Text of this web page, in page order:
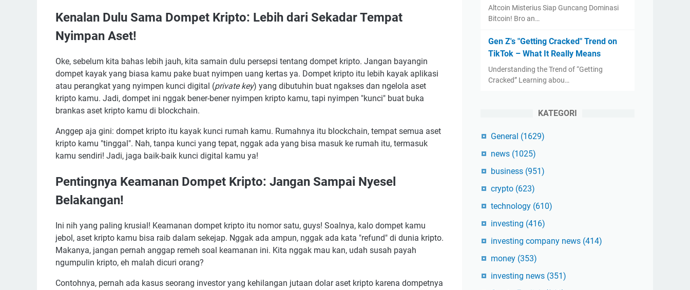
Kenalan Dulu Sama Dompet Kripto: Lebih dari Sekadar Tempat
Nyimpan Aset!
Oke, sebelum kita bahas lebih jauh, kita samain dulu persepsi tentang dompet kripto. Jangan bayangin
dompet kayak yang biasa kamu pake buat nyimpen uang kertas ya. Dompet kripto itu lebih kayak aplikasi
atau perangkat yang nyimpen kunci digital (private key) yang dibutuhin buat ngakses dan ngelola aset
kripto kamu. Jadi, dompet ini nggak bener-bener nyimpen kripto kamu, tapi nyimpen "kunci" buat buka
brankas aset kripto kamu di blockchain.
Anggep aja gini: dompet kripto itu kayak kunci rumah kamu. Rumahnya itu blockchain, tempat semua aset
kripto kamu "tinggal". Nah, tanpa kunci yang tepat, nggak ada yang bisa masuk ke rumah itu, termasuk
kamu sendiri! Jadi, jaga baik-baik kunci digital kamu ya!
Pentingnya Keamanan Dompet Kripto: Jangan Sampai Nyesel
Belakangan!
Ini nih yang paling krusial! Keamanan dompet kripto itu nomor satu, guys! Soalnya, kalo dompet kamu
jebol, aset kripto kamu bisa raib dalam sekejap. Nggak ada ampun, nggak ada kata "refund" di dunia kripto.
Makanya, jangan pernah anggap remeh soal keamanan ini. Kita nggak mau kan, udah susah payah
ngumpulin kripto, eh malah dicuri orang?
Contohnya, pernah ada kasus seorang investor yang kehilangan jutaan dolar aset kripto karena dompetnya
Altcoin Misterius Siap Guncang Dominasi
Bitcoin! Bro an…
Gen Z's "Getting Cracked" Trend on
TikTok – What It Really Means
Understanding the Trend of “Getting
Cracked” Learning abou…
KATEGORI
General (1629)
news (1025)
business (951)
crypto (623)
technology (610)
investing (416)
investing company news (414)
money (353)
investing news (351)